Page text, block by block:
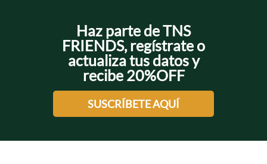
Haz parte de TNS
FRIENDS, regístrate o
actualiza tus datos y
recibe 20%OFF
SUSCRÍBETE AQUÍ